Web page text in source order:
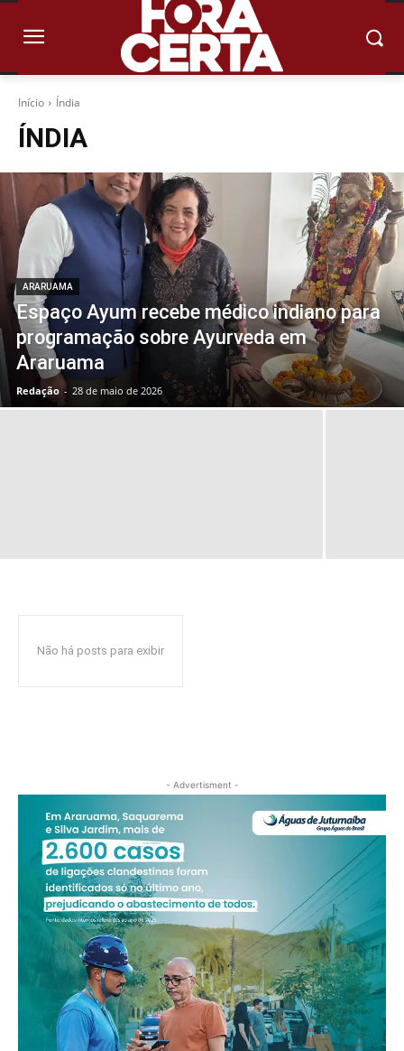
Início Índia
ÍNDIA
ARARUAMA
Espaço Ayum recebe médico indiano para
programação sobre Ayurveda em
Araruama
Redação - 28 de maio de 2026
Não há posts para exibir
- Advertisment -